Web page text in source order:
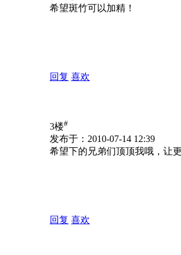
希望斑竹可以加精！
回复 喜欢
3楼#
发布于：2010-07-14 12:39
希望下的兄弟们顶顶我哦，让
回复 喜欢